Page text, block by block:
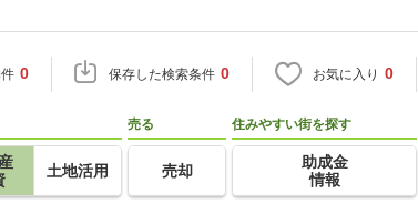
0 保存した検索条件 0 お気に入り 0
土地活用
売る
売却
住みやすい街を探す
助成金
情報